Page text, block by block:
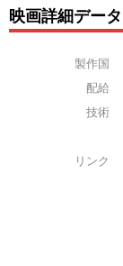
映画詳細データ
製作国
配給
技術
リンク